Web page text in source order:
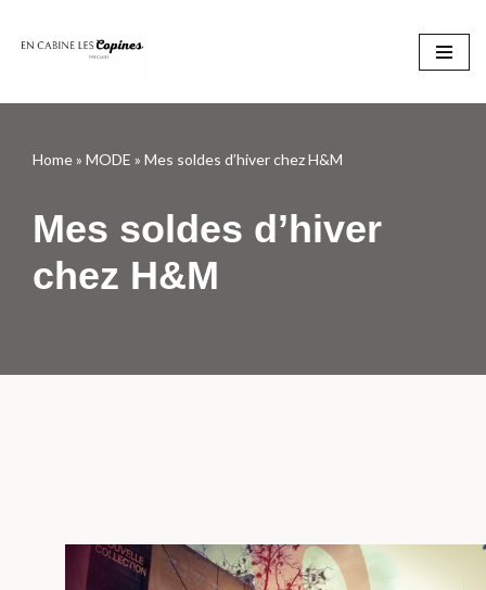
Home» MODE » Mes soldes d’hiver chez H&M
Mes soldes d’hiver
chez H&M